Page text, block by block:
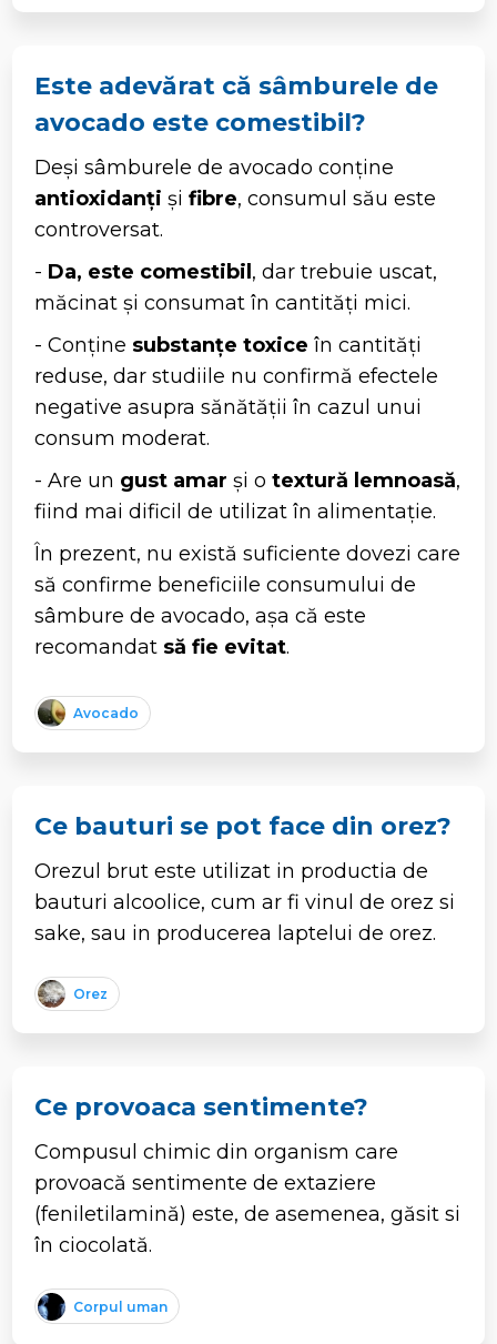
Este adevărat că sâmburele de
avocado este comestibil?
Deși sâmburele de avocado conține
antioxidanți șifibre, consumul său este
controversat.
- Da, este comestibil , dar trebuie uscat,
măcinat și consumat în cantități mici.
- Conține substanțe toxice în cantități
reduse, dar studiile nu confirmă efectele
negative asupra sănătății în cazul unui
consum moderat.
- Are un gust amar și otextură lemnoasă,
fiind mai dificil de utilizat în alimentație.
În prezent, nu există suficiente dovezi care
să confirme beneficiile consumului de
sâmbure de avocado, așa că este
recomandat să fie evitat.
Avocado
Ce bauturi se pot face din orez?
Orezul brut este utilizat in productia de
bauturi alcoolice, cum ar fi vinul de orez si
sake, sau in producerea laptelui de orez.
Orez
Ce provoaca sentimente?
Compusul chimic din organism care
provoacă sentimente de extaziere
(feniletilamină) este, de asemenea, găsit si
în ciocolată.
Corpul uman